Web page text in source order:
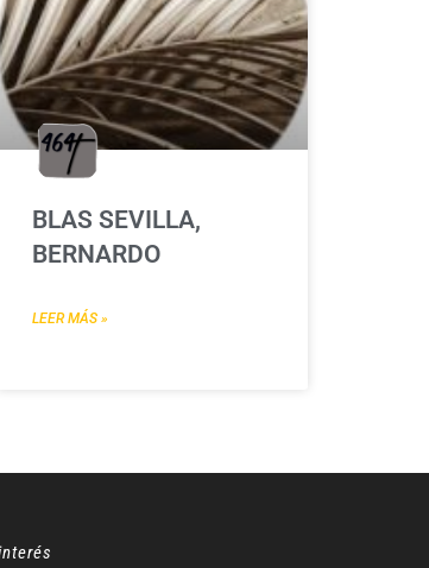
BLAS SEVILLA,
BERNARDO
LEER MÁS »